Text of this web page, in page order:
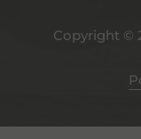
Copyright ©